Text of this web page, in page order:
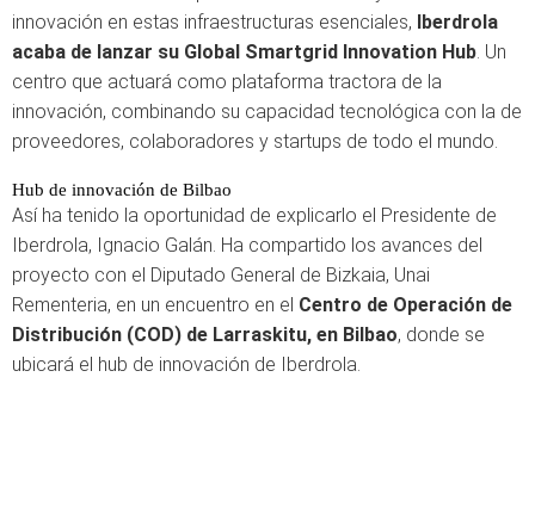
innovación en estas infraestructuras esenciales, Iberdrola
acaba de lanzar su Global Smartgrid Innovation Hub. Un
centro que actuará como plataforma tractora de la
innovación, combinando su capacidad tecnológica con la de
proveedores, colaboradores y startups de todo el mundo.
Hub de innovación de Bilbao
Así ha tenido la oportunidad de explicarlo el Presidente de
Iberdrola, Ignacio Galán. Ha compartido los avances del
proyecto con el Diputado General de Bizkaia, Unai
Rementeria, en un encuentro en el Centro de Operación de
Distribución (COD) de Larraskitu, en Bilbao, donde se
ubicará el hub de innovación de Iberdrola.